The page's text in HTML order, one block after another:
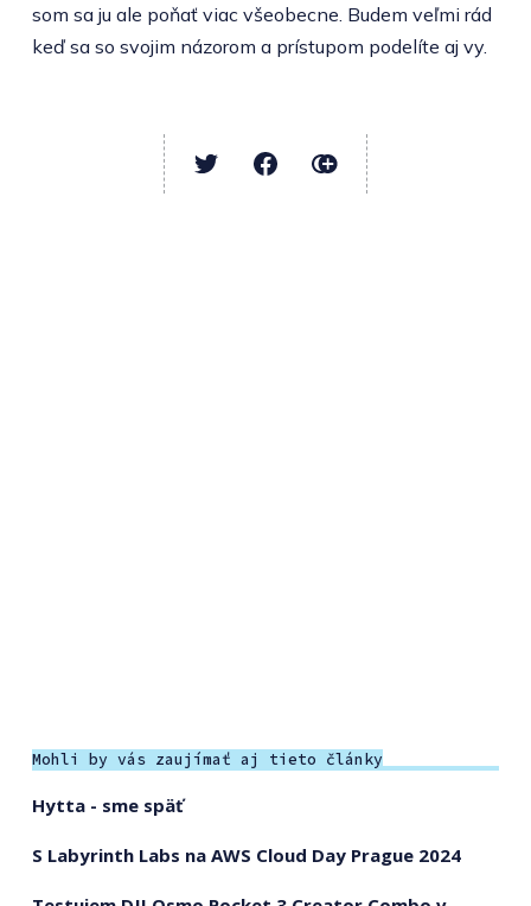
som sa ju ale poňať viac všeobecne. Budem veľmi rád
keď sa so svojim názorom a prístupom podelíte aj vy.
Mohli by vás zaujímať aj tieto články
Hytta - sme späť
S Labyrinth Labs na AWS Cloud Day Prague 2024